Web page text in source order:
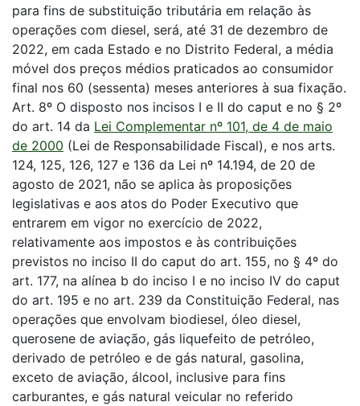
para fins de substituição tributária em relação às
operações com diesel, será, até 31 de dezembro de
2022, em cada Estado e no Distrito Federal, a média
móvel dos preços médios praticados ao consumidor
final nos 60 (sessenta) meses anteriores à sua fixação.
Art. 8º O disposto nos incisos I e II do caput e no § 2º
do art. 14 da Lei Complementar nº 101, de 4 de maio
de 2000 (Lei de Responsabilidade Fiscal), e nos arts.
124, 125, 126, 127 e 136 da Lei nº 14.194, de 20 de
agosto de 2021, não se aplica às proposições
legislativas e aos atos do Poder Executivo que
entrarem em vigor no exercício de 2022,
relativamente aos impostos e às contribuições
previstos no inciso II do caput do art. 155, no § 4º do
art. 177, na alínea b do inciso I e no inciso IV do caput
do art. 195 e no art. 239 da Constituição Federal, nas
operações que envolvam biodiesel, óleo diesel,
querosene de aviação, gás liquefeito de petróleo,
derivado de petróleo e de gás natural, gasolina,
exceto de aviação, álcool, inclusive para fins
carburantes, e gás natural veicular no referido